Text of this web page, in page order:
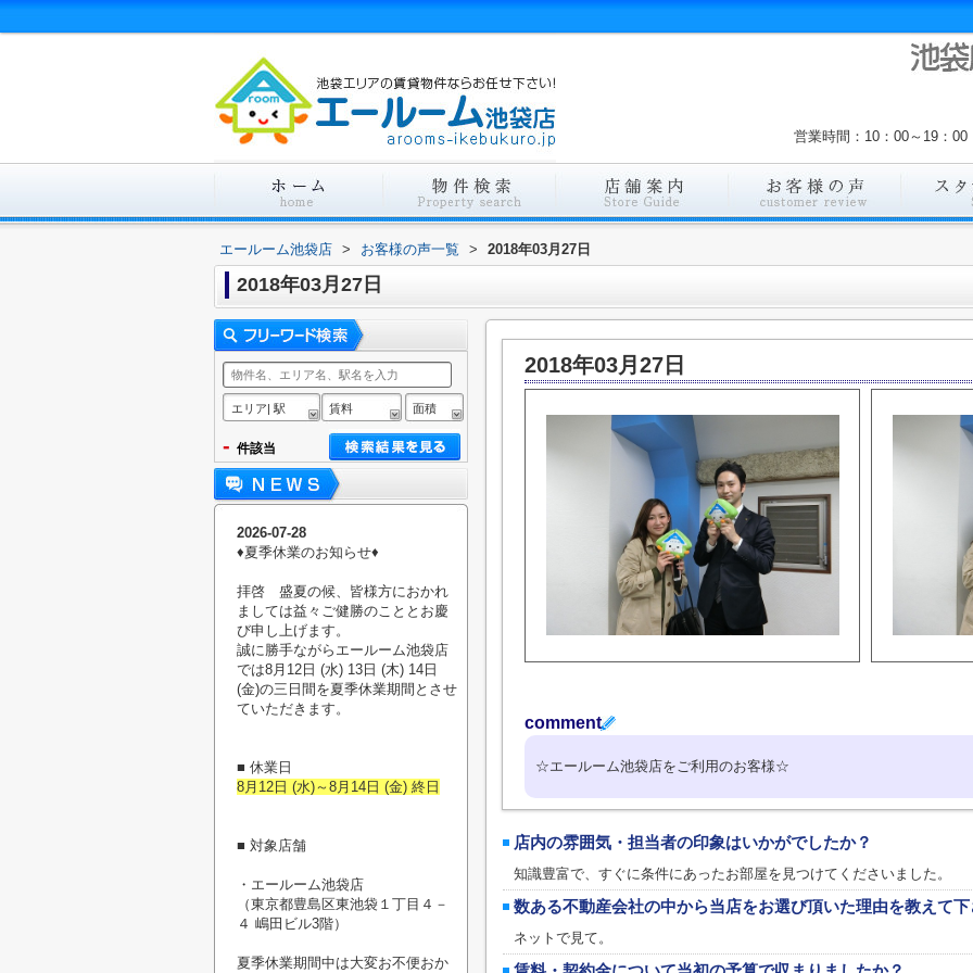
営業時間：10：00～19：
エールーム池袋店 > お客様の声一覧 > 2018年03月27日
2018年03月27日
2018年03月27日
comment
☆エールーム池袋店をご利用のお客様☆
店内の雰囲気・担当者の印象はいかがでしたか？
知識豊富で、すぐに条件にあったお部屋を見つけてくださいました。
数ある不動産会社の中から当店をお選び頂いた理由を教えて
ネットで見て。
エリア| 駅 賃料 面積
- 件該当
2026-07-28
♦︎夏季休業のお知らせ♦︎
拝啓 盛夏の候、皆様方におかれ
ましては益々ご健勝のこととお慶
び申し上げます。
誠に勝手ながらエールーム池袋店
では8月12日 (水) 13日 (木) 14日
(金)の三日間を夏季休業期間とさせ
ていただきます。
■ 休業日
8月12日 (水)～8月14日 (金) 終日
■ 対象店舗
・エールーム池袋店
（東京都豊島区東池袋１丁目４－
４ 嶋田ビル3階）
夏季休業期間中は大変お不便おか